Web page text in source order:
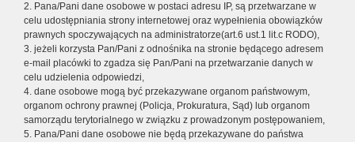
2. Pana/Pani dane osobowe w postaci adresu IP, są przetwarzane w
celu udostępniania strony internetowej oraz wypełnienia obowiązków
prawnych spoczywających na administratorze(art.6 ust.1 lit.c RODO),
3. jeżeli korzysta Pan/Pani z odnośnika na stronie będącego adresem
e-mail placówki to zgadza się Pan/Pani na przetwarzanie danych w
celu udzielenia odpowiedzi,
4. dane osobowe mogą być przekazywane organom państwowym,
organom ochrony prawnej (Policja, Prokuratura, Sąd) lub organom
samorządu terytorialnego w związku z prowadzonym postępowaniem,
5. Pana/Pani dane osobowe nie będą przekazywane do państwa